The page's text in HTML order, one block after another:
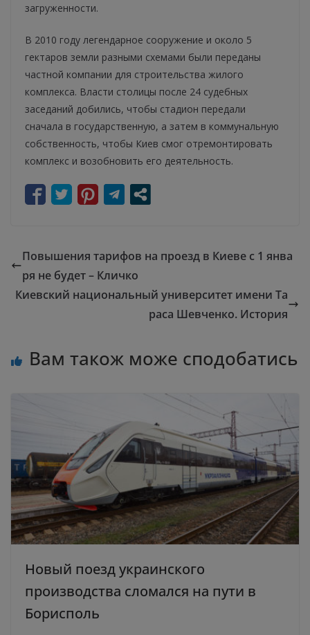
загруженности.
В 2010 году легендарное сооружение и около 5
гектаров земли разными схемами были переданы
частной компании для строительства жилого
комплекса. Власти столицы после 24 судебных
заседаний добились, чтобы стадион передали
сначала в государственную, а затем в коммунальную
собственность, чтобы Киев смог отремонтировать
комплекс и возобновить его деятельность.
Повышения тарифов на проезд в Киеве с 1 янва
ря не будет – Кличко
Киевский национальный университет имени Та
раса Шевченко. История
Вам також може сподобатись
Новый поезд украинского
производства сломался на пути в
Борисполь